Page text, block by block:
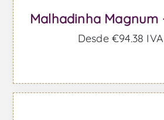
Malhadinha Magnum
Desde €94,38